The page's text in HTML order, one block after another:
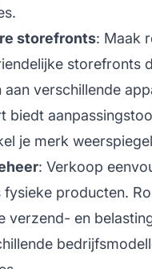
storefronts: Maak
storefronts
aan verschillende
biedt
je merk
: Verkoop
fysieke producten.
verzend- en